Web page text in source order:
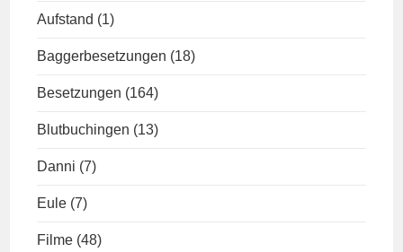
Aufstand (1)
Baggerbesetzungen (18)
Besetzungen (164)
Blutbuchingen (13)
Danni (7)
Eule (7)
Filme (48)